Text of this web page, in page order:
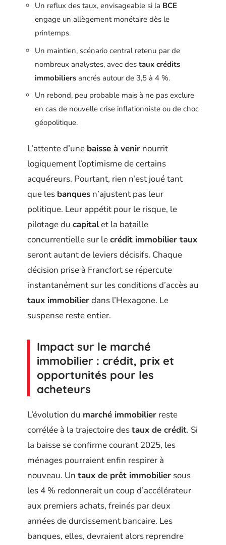
Un reflux des taux, envisageable si la BCE
engage un allègement monétaire dès le
printemps.
Un maintien, scénario central retenu par de
nombreux analystes, avec des taux crédits
immobiliers ancrés autour de 3,5 à 4 %.
Un rebond, peu probable mais à ne pas exclure
en cas de nouvelle crise inflationniste ou de choc
géopolitique.
L’attente d’une baisse à venir nourrit
logiquement l’optimisme de certains
acquéreurs. Pourtant, rien n’est joué tant
que les banques n’ajustent pas leur
politique. Leur appétit pour le risque, le
pilotage du capitalet la bataille
concurrentielle sur lecrédit immobilier taux
seront autant de leviers décisifs. Chaque
décision prise à Francfort se répercute
instantanément sur les conditions d’accès au
taux immobilierdans l’Hexagone. Le
suspense reste entier.
Impact sur le marché
immobilier : crédit, prix et
opportunités pour les
acheteurs
L’évolution du marché immobilier reste
corrélée à la trajectoire destaux de crédit. Si
la baisse se confirme courant 2025, les
ménages pourraient enfin respirer à
nouveau. Un taux de prêt immobilier sous
les 4 % redonnerait un coup d’accélérateur
aux premiers achats, freinés par deux
années de durcissement bancaire. Les
banques, elles, devraient alors reprendre